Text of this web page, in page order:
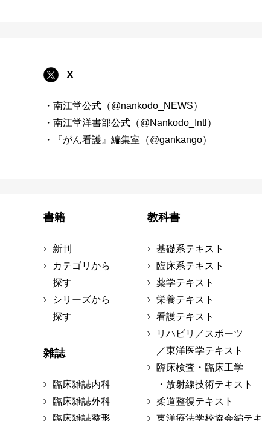
X
・南江堂公式（@nankodo_NEWS）
・南江堂洋書部公式（@Nankodo_Intl）
・『がん看護』編集室（@gankango）
書籍
新刊
カテゴリから
探す
シリーズから
探す
雑誌
臨床雑誌内科
臨床雑誌外科
臨床雑誌整形
教科書
基礎系テキスト
臨床系テキスト
薬学テキスト
栄養テキスト
看護テキスト
リハビリ／スポーツ
／東洋医学テキスト
臨床検査・臨床工学
・放射線技術テキスト
柔道整復テキスト
東洋療法学校協会編テキ